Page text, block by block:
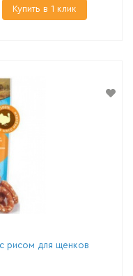
Купить в 1 клик
рисом для щенков